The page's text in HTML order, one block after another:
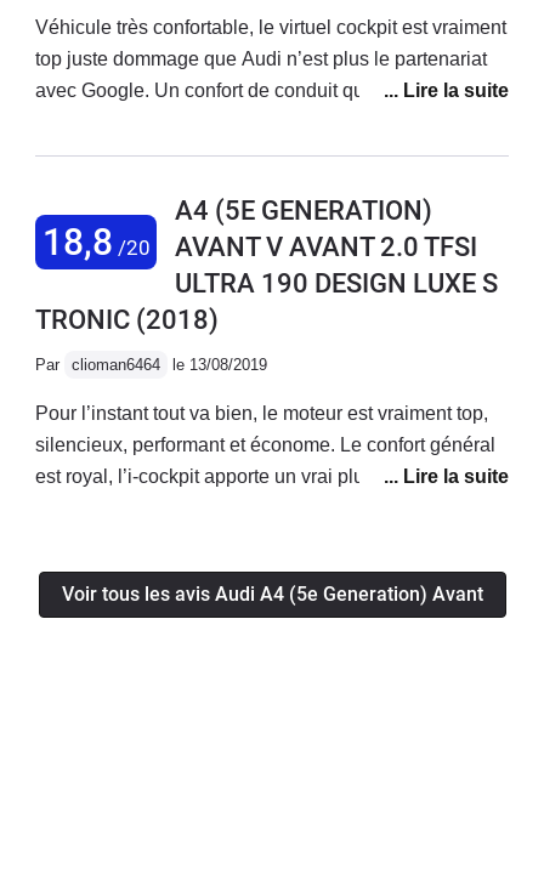
Véhicule très confortable, le virtuel cockpit est vraiment
top juste dommage que Audi n’est plus le partenariat
avec Google. Un confort de conduit qui m’a
vraiment très bien avec une gestion du véhicule via le
pour peut de fonctionnalité. Autrement la véritable
deutsche qualité
18,8 /20
A4 (5E GENERATION)
AVANT V AVANT 2.0 TFSI
ULTRA 190 DESIGN LUXE S
TRONIC (2018)
Par clioman6464 le 13/08/2019
Pour l’instant tout va bien, le moteur est vraiment top,
silencieux, performant et économe. Le confort général
est royal, l’i-cockpit apporte un vrai plus! La voiture a
permet d’avoir une voiture bonne à tout faire!
Voir tous les avis Audi A4 (5e Generation) Avant